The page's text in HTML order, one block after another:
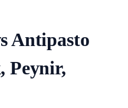
Antipasto
Peynir,